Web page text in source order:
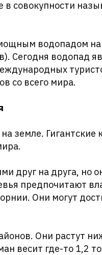
в совокупности
водопадом на
Сегодня водопад
со всего мира.
земле. Гигантские
друг на друга, но
предпочитают
Они могут
Они растут
весит где-то 1,2